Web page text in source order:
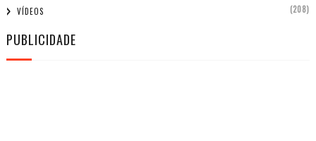
VÍDEOS (208)
PUBLICIDADE